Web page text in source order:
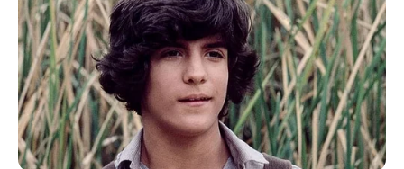
10 Pose Manekin Anti
Mainstream yang Konyol
Banget